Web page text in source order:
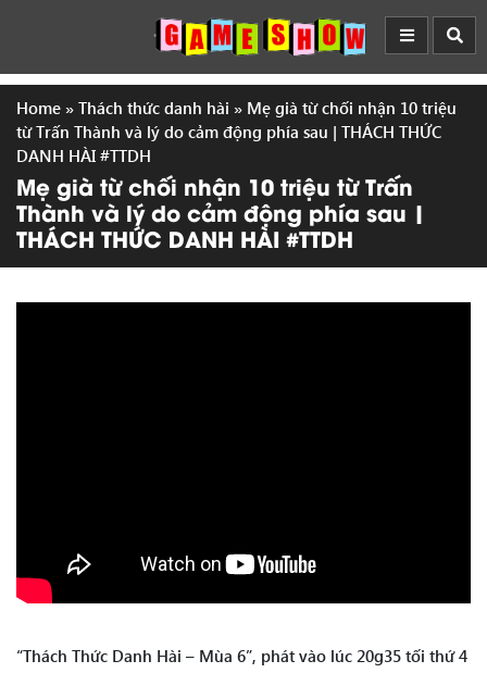
Home » Thách thức danh hài » Mẹ già từ chối nhận 10 triệu
từ Trấn Thành và lý do cảm động phía sau | THÁCH THỨC
DANH HÀI #TTDH
Mẹ già từ chối nhận 10 triệu từ Trấn
Thành và lý do cảm động phía sau |
THÁCH THỨC DANH HÀI #TTDH
“Thách Thức Danh Hài – Mùa 6”, phát vào lúc 20g35 tối thứ 4